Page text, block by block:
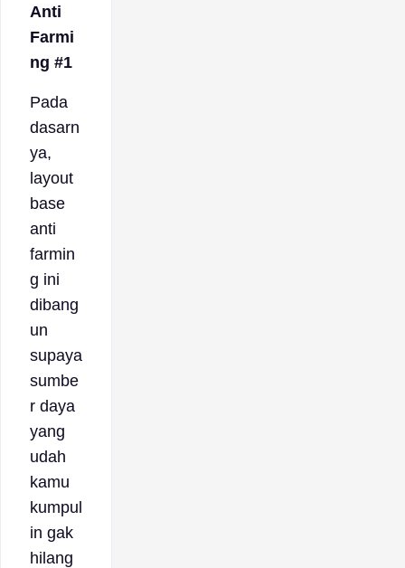
Anti
Farmi
ng #1
Pada
dasarn
ya,
layout
base
anti
farmin
g ini
dibang
un
supaya
sumbe
r daya
yang
udah
kamu
kumpul
in gak
hilang